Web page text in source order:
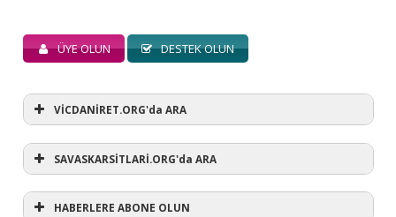
ÜYE OLUN DESTEK OLUN
VİCDANİRET.ORG'da ARA
SAVASKARSİTLARİ.ORG'da ARA
HABERLERE ABONE OLUN